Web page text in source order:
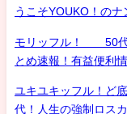
うこそYOUKO！の
モリッフル！ 50代
とめ速報！有益便利
ユキユキッフル！ど
代！人生の強制ロス